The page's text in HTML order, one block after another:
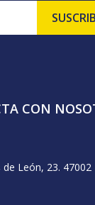
CON
de León, 23. 47002